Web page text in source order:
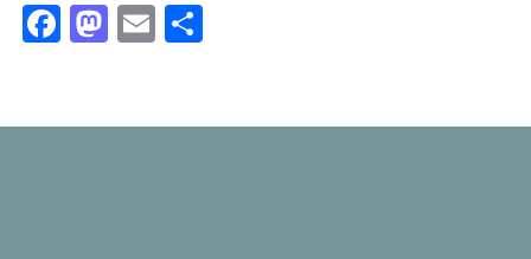
Facebook
Mastodon
Email